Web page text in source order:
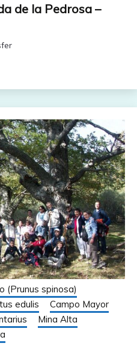
de la Pedrosa –
(Prunus spinosa)
edulis
Campo Mayor
Mina Alta